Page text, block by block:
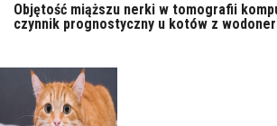
Objętość miąższu nerki w tomografii
czynnik prognostyczny u kotów z